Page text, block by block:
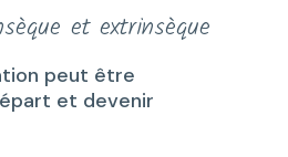
et extrinsèque
peut être
et devenir